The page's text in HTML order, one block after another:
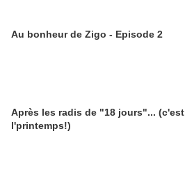
Au bonheur de Zigo - Episode 2
Après les radis de "18 jours"... (c'est
l'printemps!)